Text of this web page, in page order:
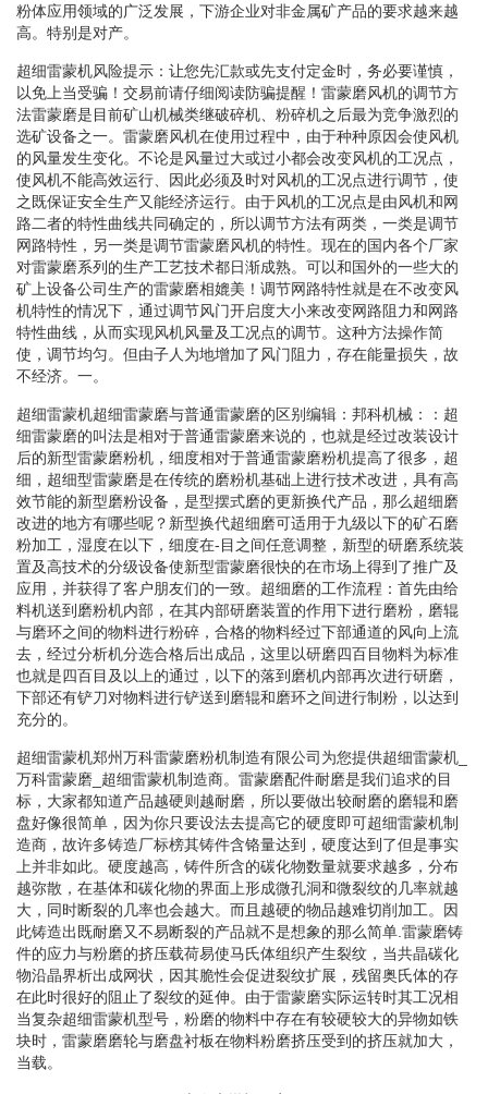
粉体应用领域的广泛发展，下游企业对非金属矿产品的要求越来越
高。特别是对产。
超细雷蒙机风险提示：让您先汇款或先支付定金时，务必要谨慎，
以免上当受骗！交易前请仔细阅读防骗提醒！雷蒙磨风机的调节方
法雷蒙磨是目前矿山机械类继破碎机、粉碎机之后最为竞争激烈的
选矿设备之一。雷蒙磨风机在使用过程中，由于种种原因会使风机
的风量发生变化。不论是风量过大或过小都会改变风机的工况点，
使风机不能高效运行、因此必须及时对风机的工况点进行调节，使
之既保证安全生产又能经济运行。由于风机的工况点是由风机和网
路二者的特性曲线共同确定的，所以调节方法有两类，一类是调节
网路特性，另一类是调节雷蒙磨风机的特性。现在的国内各个厂家
对雷蒙磨系列的生产工艺技术都日渐成熟。可以和国外的一些大的
矿上设备公司生产的雷蒙磨相媲美！调节网路特性就是在不改变风
机特性的情况下，通过调节风门开启度大小来改变网路阻力和网路
特性曲线，从而实现风机风量及工况点的调节。这种方法操作简
使，调节均匀。但由子人为地增加了风门阻力，存在能量损失，故
不经济。一。
超细雷蒙机超细雷蒙磨与普通雷蒙磨的区别编辑：邦科机械：：超
细雷蒙磨的叫法是相对于普通雷蒙磨来说的，也就是经过改装设计
后的新型雷蒙磨粉机，细度相对于普通雷蒙磨粉机提高了很多，超
细，超细型雷蒙磨是在传统的磨粉机基础上进行技术改进，具有高
效节能的新型磨粉设备，是型摆式磨的更新换代产品，那么超细磨
改进的地方有哪些呢？新型换代超细磨可适用于九级以下的矿石磨
粉加工，湿度在以下，细度在-目之间任意调整，新型的研磨系统装
置及高技术的分级设备使新型雷蒙磨很快的在市场上得到了推广及
应用，并获得了客户朋友们的一致。超细磨的工作流程：首先由给
料机送到磨粉机内部，在其内部研磨装置的作用下进行磨粉，磨辊
与磨环之间的物料进行粉碎，合格的物料经过下部通道的风向上流
去，经过分析机分选合格后出成品，这里以研磨四百目物料为标准
也就是四百目及以上的通过，以下的落到磨机内部再次进行研磨，
下部还有铲刀对物料进行铲送到磨辊和磨环之间进行制粉，以达到
充分的。
超细雷蒙机郑州万科雷蒙磨粉机制造有限公司为您提供超细雷蒙机_
万科雷蒙磨_超细雷蒙机制造商。雷蒙磨配件耐磨是我们追求的目
标，大家都知道产品越硬则越耐磨，所以要做出较耐磨的磨辊和磨
盘好像很简单，因为你只要设法去提高它的硬度即可超细雷蒙机制
造商，故许多铸造厂标榜其铸件含铬量达到，硬度达到了但是事实
上并非如此。硬度越高，铸件所含的碳化物数量就要求越多，分布
越弥散，在基体和碳化物的界面上形成微孔洞和微裂纹的几率就越
大，同时断裂的几率也会越大。而且越硬的物品越难切削加工。因
此铸造出既耐磨又不易断裂的产品就不是想象的那么简单.雷蒙磨铸
件的应力与粉磨的挤压载荷易使马氏体组织产生裂纹，当共晶碳化
物沿晶界析出成网状，因其脆性会促进裂纹扩展，残留奥氏体的存
在此时很好的阻止了裂纹的延伸。由于雷蒙磨实际运转时其工况相
当复杂超细雷蒙机型号，粉磨的物料中存在有较硬较大的异物如铁
块时，雷蒙磨磨轮与磨盘衬板在物料粉磨挤压受到的挤压就加大，
当载。